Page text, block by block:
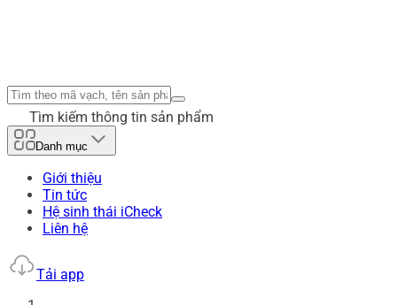
Tìm kiếm thông tin sản phẩm
Danh mục
Giới thiệu
Tin tức
Hệ sinh thái iCheck
Liên hệ
Tải app